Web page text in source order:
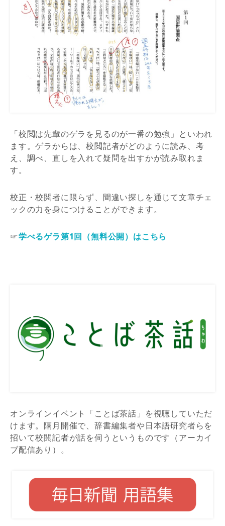
「校閲は先輩のゲラを見るのが一番の勉強」といわれ
ます。ゲラからは、校閲記者がどのように読み、考
え、調べ、直しを入れて疑問を出すかが読み取れま
す。
校正・校閲者に限らず、間違い探しを通じて文章チェ
ックの力を身につけることができます。
☞学べるゲラ第1回（無料公開）はこちら
オンラインイベント「ことば茶話」を視聴していただ
けます。隔月開催で、辞書編集者や日本語研究者らを
招いて校閲記者が話を伺うというものです（アーカイ
ブ配信あり）。